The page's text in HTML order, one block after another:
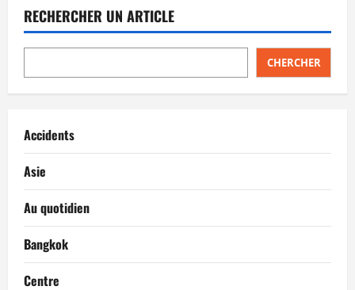
RECHERCHER UN ARTICLE
CHERCHER
Accidents
Asie
Au quotidien
Bangkok
Centre